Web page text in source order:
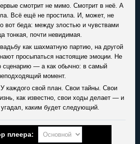
смотрит не мимо. Смотрит в неё. А
Всё ещё не простила. И, может, не
вот беда: между злостью и чувствами
тонкая, почти невидимая.
как шахматную партию, на другой
просыпаться настоящие эмоции. Не
сценарию — а как обычно: в самый
момент.
каждого свой план. Свои тайны. Свои
как известно, свои ходы делает — и
угадал, каким будет следующий.
плеера: